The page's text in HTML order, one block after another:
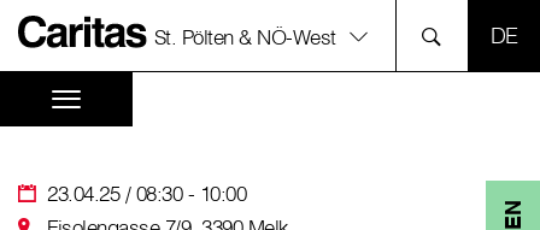
St. Pölten & NÖ-West
23.04.25 / 08:30 - 10:00